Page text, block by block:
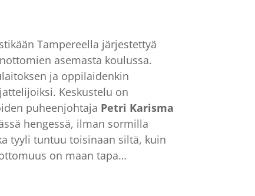
Tampereella järjestettyä
asemasta koulussa.
ja oppilaidenkin
Keskustelu on
puheenjohtaja Petri Karisma
hengessä, ilman sormilla
tyyli tuntuu toisinaan siltä, kuin
on maan tapa…